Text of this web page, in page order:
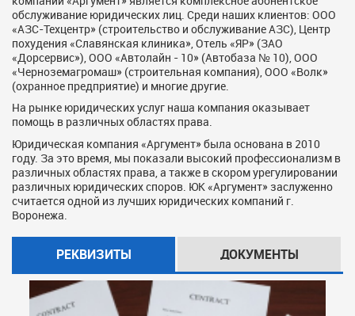
обслуживание юридических лиц. Среди наших клиентов: ООО
«АЗС-Техцентр» (строительство и обслуживание АЗС), Центр
похудения «Славянская клиника», Отель «ЯР» (ЗАО
«Дорсервис»), ООО «Автолайн - 10» (Автобаза № 10), ООО
«Черноземагромаш» (строительная компания), ООО «Волк»
(охранное предприятие) и многие другие.
На рынке юридических услуг наша компания оказывает
помощь в различных областях права.
Юридическая компания «Аргумент» была основана в 2010
году. За это время, мы показали высокий профессионализм в
различных областях права, а также в скором урегулировании
различных юридических споров. ЮК «Аргумент» заслуженно
считается одной из лучших юридических компаний г.
Воронежа.
РЕКВИЗИТЫ ДОКУМЕНТЫ